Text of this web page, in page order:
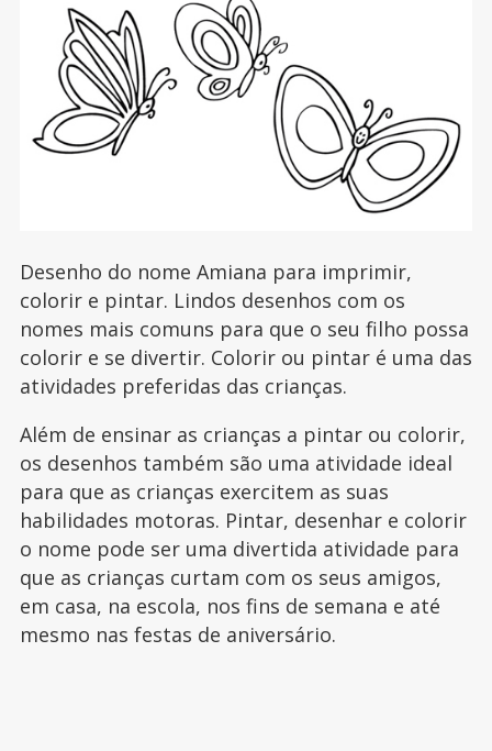
Desenho do nome Amiana para imprimir,
colorir e pintar. Lindos desenhos com os
nomes mais comuns para que o seu filho possa
colorir e se divertir. Colorir ou pintar é uma das
atividades preferidas das crianças.
Além de ensinar as crianças a pintar ou colorir,
os desenhos também são uma atividade ideal
para que as crianças exercitem as suas
habilidades motoras. Pintar, desenhar e colorir
o nome pode ser uma divertida atividade para
que as crianças curtam com os seus amigos,
em casa, na escola, nos fins de semana e até
mesmo nas festas de aniversário.